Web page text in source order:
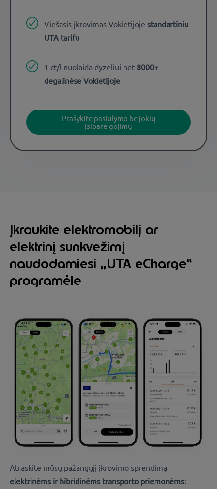
Viešasis įkrovimas Vokietijoje standartiniu
UTA tarifu
1 ct/l nuolaida dyzeliui net 8000+
degalinėse Vokietijoje
Prašykite pasiūlymo be jokių
įsipareigojimų
Įkraukite elektromobilį ar
elektrinį sunkvežimį
naudodamiesi „UTA eCharge“
programėle
Atraskite mūsų pažangųjį įkrovimo sprendimą
elektrinėms ir hibridinėms transporto priemonėms: